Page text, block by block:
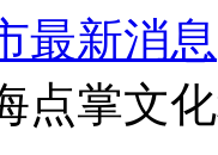
最新消息
点掌文